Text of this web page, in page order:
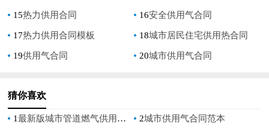
15热力供用合同 16安全供用气合同
17热力供用合同模板 18城市居民住宅供用热合同
19供用气合同 20城市供用气合同
猜你喜欢
1最新版城市管道燃气供用气合同 2城市供用气合同范本